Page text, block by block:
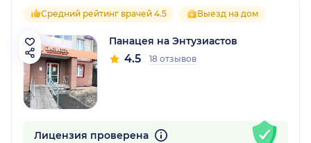
Средний рейтинг врачей 4.5 Выезд на дом
Панацея на Энтузиастов
4.5 18 отзывов
Лицензия проверена